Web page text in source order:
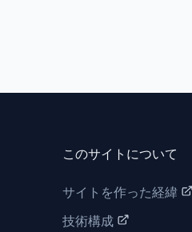
このサイトについて
サイトを作った経緯
技術構成